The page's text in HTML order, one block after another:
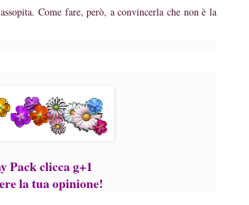
Come fare, però, a convincerla che non è la
Pack clicca g+1
la tua opinione!